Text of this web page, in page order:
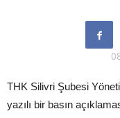
THK Silivri Şubesi
yazılı bir basın